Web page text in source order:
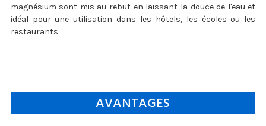
magnésium sont mis au rebut en laissant la douce de l'eau et
idéal pour une utilisation dans les hôtels, les écoles ou les
restaurants.
AVANTAGES